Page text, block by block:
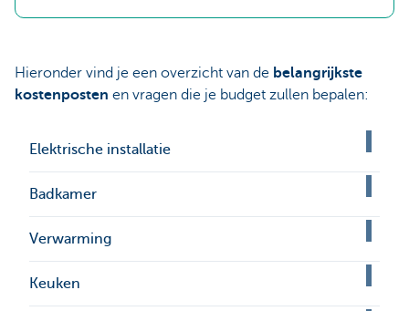
Hieronder vind je een overzicht van de belangrijkste
kostenposten en vragen die je budget zullen bepalen:
Elektrische installatie
Badkamer
Verwarming
Keuken